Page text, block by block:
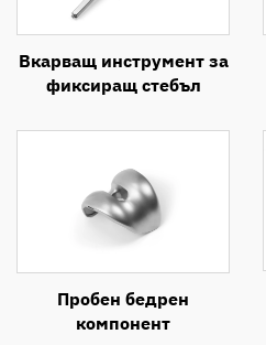
Вкарващ инструмент за
фиксиращ стебъл
Пробен бедрен
компонент